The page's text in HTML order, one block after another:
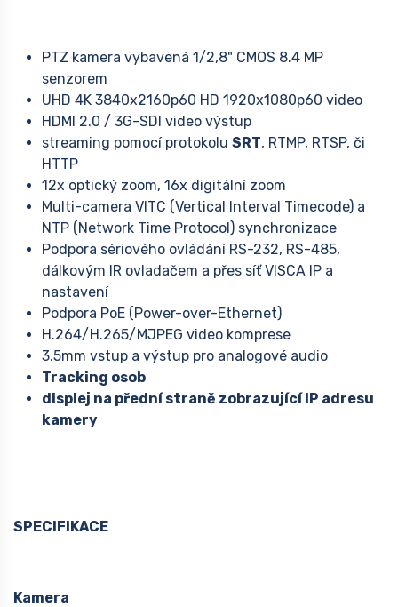
PTZ kamera vybavená 1/2,8" CMOS 8.4 MP
senzorem
UHD 4K 3840x2160p60 HD 1920x1080p60 video
HDMI 2.0 / 3G-SDI video výstup
streaming pomocí protokolu SRT, RTMP, RTSP, či
HTTP
12x optický zoom, 16x digitální zoom
Multi-camera VITC (Vertical Interval Timecode) a
NTP (Network Time Protocol) synchronizace
Podpora sériového ovládání RS-232, RS-485,
dálkovým IR ovladačem a přes síť VISCA IP a
nastavení
Podpora PoE (Power-over-Ethernet)
H.264/H.265/MJPEG video komprese
3.5mm vstup a výstup pro analogové audio
Tracking osob
displej na přední straně zobrazující IP adresu
kamery
SPECIFIKACE
Kamera